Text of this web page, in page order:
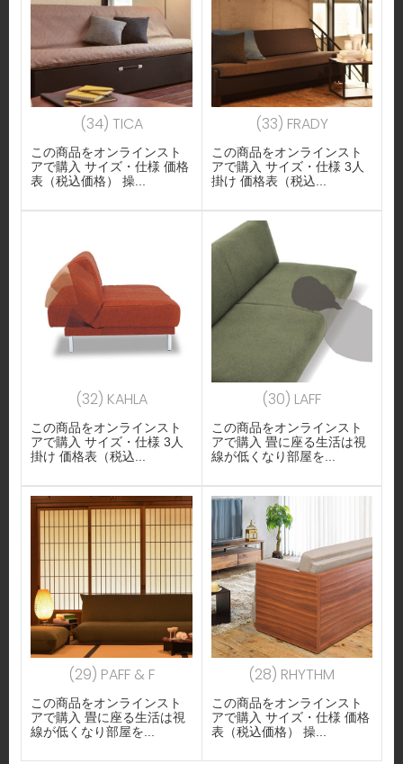
(34) TICA
この商品をオンラインスト
アで購入 サイズ・仕様 価格
表（税込価格） 操...
(33) FRADY
この商品をオンラインスト
アで購入 サイズ・仕様 3人
掛け 価格表（税込...
(32) KAHLA
この商品をオンラインスト
アで購入 サイズ・仕様 3人
掛け 価格表（税込...
(30) LAFF
この商品をオンラインスト
アで購入 畳に座る生活は視
線が低くなり部屋を...
(29) PAFF & F
この商品をオンラインスト
アで購入 畳に座る生活は視
線が低くなり部屋を...
(28) RHYTHM
この商品をオンラインスト
アで購入 サイズ・仕様 価格
表（税込価格） 操...